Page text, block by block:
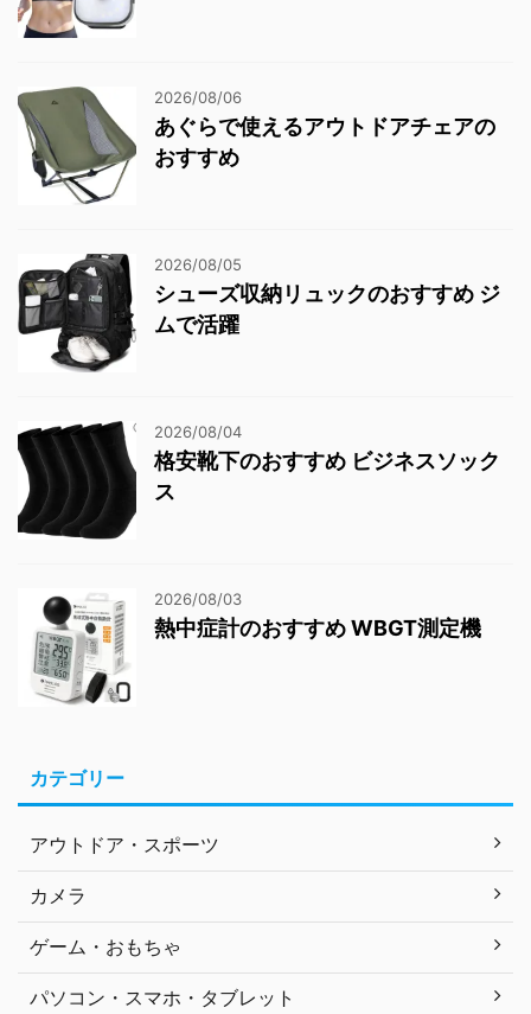
2026/08/06
あぐらで使えるアウトドアチェアの
おすすめ
2026/08/05
シューズ収納リュックのおすすめ ジ
ムで活躍
2026/08/04
格安靴下のおすすめ ビジネスソック
ス
2026/08/03
熱中症計のおすすめ WBGT測定機
カテゴリー
アウトドア・スポーツ
カメラ
ゲーム・おもちゃ
パソコン・スマホ・タブレット